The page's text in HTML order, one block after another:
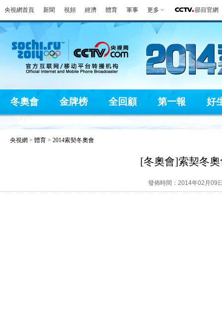
央視網首頁 新聞 視頻 經濟 體育 軍事 更多 節目官網
冬奧會 金牌榜 全回顧 第一報 好
央視網 > 體育 > 2014索契冬奧會
[冬奧會]索契冬
發佈時間：2014年02月09